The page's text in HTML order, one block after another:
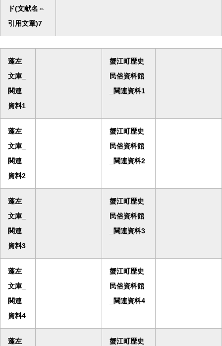
ド(文献名⇔
引用文章)7
蓬左
文庫_
関連
資料1
蟹江町歴史
民俗資料館
_関連資料1
蓬左
文庫_
関連
資料2
蟹江町歴史
民俗資料館
_関連資料2
蓬左
文庫_
関連
資料3
蟹江町歴史
民俗資料館
_関連資料3
蓬左
文庫_
関連
資料4
蟹江町歴史
民俗資料館
_関連資料4
蓬左
蟹江町歴史